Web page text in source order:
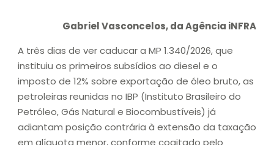
Gabriel Vasconcelos, da Agência iNFRA
A três dias de ver caducar a MP 1.340/2026, que
instituiu os primeiros subsídios ao diesel e o
imposto de 12% sobre exportação de óleo bruto, as
petroleiras reunidas no IBP (Instituto Brasileiro do
Petróleo, Gás Natural e Biocombustíveis) já
adiantam posição contrária à extensão da taxação
em alíquota menor, conforme cogitado pelo